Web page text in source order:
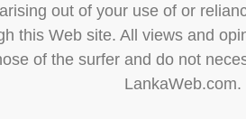
out of your use of or
this Web site. All views and
of the surfer and do not
LankaWeb.com.